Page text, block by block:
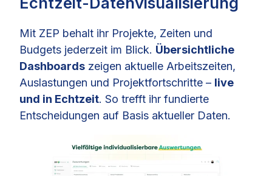
Mit ZEP behalt ihr Projekte, Zeiten und
Budgets jederzeit im Blick. Übersichtliche
Dashboards zeigen aktuelle Arbeitszeiten,
Auslastungen und Projektfortschritte – live
und in Echtzeit. So trefft ihr fundierte
Entscheidungen auf Basis aktueller Daten.